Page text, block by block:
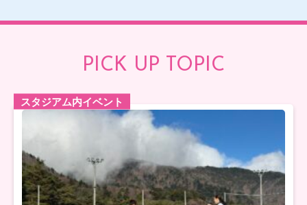
PICK UP TOPIC
スタジアム内イベント